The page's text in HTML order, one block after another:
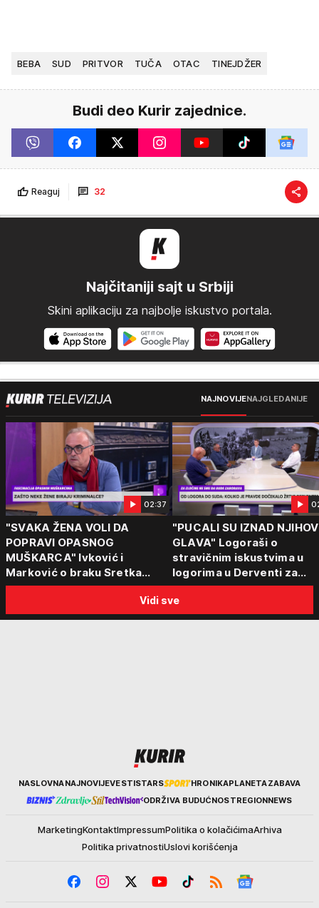
BEBA SUD PRITVOR TUČA OTAC TINEJDŽER
Budi deo Kurir zajednice.
Reaguj 32
Najčitaniji sajt u Srbiji
Skini aplikaciju za najbolje iskustvo portala.
NAJNOVIJENAJGLEDANIJE
02:37
"SVAKA ŽENA VOLI DA
POPRAVI OPASNOG
MUŠKARCA" Ivković i
Marković o braku Sretka
Kalinića i fenomenu žena koje
biraju kriminalce: "Neće sa
nekim ko nema para"
"PUCALI SU IZNAD
GLAVA" Logoraši o
stravičnim iskustvima u
logorima u Derventi za
emisiju "Puls Srbije
"Tada je počela velika
tortura..."
Vidi sve
KurirNASLOVNANAJNOVIJEVESTISTARS HRONIKAPLANETAZABAVA
ODRŽIVA BUDUĆNOSTREGIONNEWS
MarketingKontaktImpressumPolitika o kolačićimaArhiva
Politika privatnostiUslovi korišćenja